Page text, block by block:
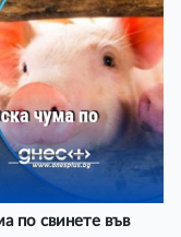
по свинете във